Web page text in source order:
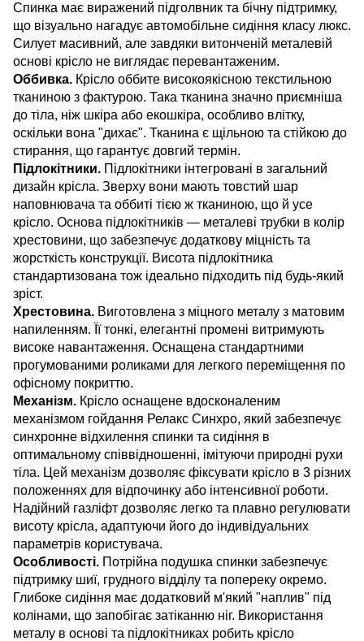
Спинка має виражений підголвник та бічну підтримку,
що візуально нагадує автомобільне сидіння класу люкс.
Силует масивний, але завдяки витонченій металевій
основі крісло не виглядає перевантаженим.
Оббивка. Крісло оббите високоякісною текстильною
тканиною з фактурою. Така тканина значно приємніша
до тіла, ніж шкіра або екошкіра, особливо влітку,
оскільки вона "дихає". Тканина є щільною та стійкою до
стирання, що гарантує довгий термін.
Підлокітники. Підлокітники інтегровані в загальний
дизайн крісла. Зверху вони мають товстий шар
наповнювача та оббиті тією ж тканиною, що й усе
крісло. Основа підлокітників — металеві трубки в колір
хрестовини, що забезпечує додаткову міцність та
жорсткість конструкції. Висота підлокітника
стандартизована тож ідеально підходить під будь-який
зріст.
Хрестовина. Виготовлена з міцного металу з матовим
напиленням. Її тонкі, елегантні промені витримують
високе навантаження. Оснащена стандартними
прогумованими роликами для легкого переміщення по
офісному покриттю.
Механізм. Крісло оснащене вдосконаленим
механізмом гойдання Релакс Синхро, який забезпечує
синхронне відхилення спинки та сидіння в
оптимальному співвідношенні, імітуючи природні рухи
тіла. Цей механізм дозволяє фіксувати крісло в 3 різних
положеннях для відпочинку або інтенсивної роботи.
Надійний газліфт дозволяє легко та плавно регулювати
висоту крісла, адаптуючи його до індивідуальних
параметрів користувача.
Особливості. Потрійна подушка спинки забезпечує
підтримку шиї, грудного відділу та попереку окремо.
Глибоке сидіння має додатковий м'який "наплив" під
колінами, що запобігає затіканню ніг. Використання
металу в основі та підлокітниках робить крісло